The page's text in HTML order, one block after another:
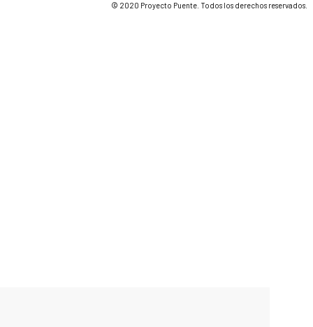
© 2020 Proyecto Puente. Todos los derechos reservados.